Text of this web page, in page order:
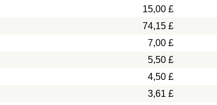
15,00 £
74,15 £
7,00 £
5,50 £
4,50 £
3,61 £